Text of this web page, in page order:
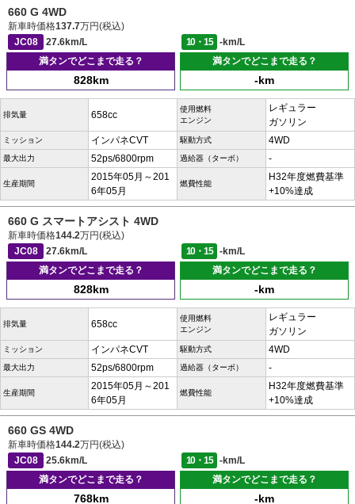
660 G 4WD
新車時価格137.7万円(税込)
JC08
27.6km/L 10・15
-km/L
満タンでどこまで走る？
828km
満タンでどこまで走る？
-km
排気量 658cc
使用燃料
エンジン
レギュラー
ガソリン
ミッション インパネCVT 駆動方式 4WD
最大出力 52ps/6800rpm 過給器（ターボ） -
生産期間
2015年05月～201
6年05月
燃費性能
H32年度燃費基準
+10%達成
660 G スマートアシスト 4WD
新車時価格144.2万円(税込)
JC08
27.6km/L 10・15
-km/L
満タンでどこまで走る？
828km
満タンでどこまで走る？
-km
排気量 658cc
使用燃料
エンジン
レギュラー
ガソリン
ミッション インパネCVT 駆動方式 4WD
最大出力 52ps/6800rpm 過給器（ターボ） -
生産期間
2015年05月～201
6年05月
燃費性能
H32年度燃費基準
+10%達成
660 GS 4WD
新車時価格144.2万円(税込)
JC08
25.6km/L 10・15
-km/L
満タンでどこまで走る？
768km
満タンでどこまで走る？
-km